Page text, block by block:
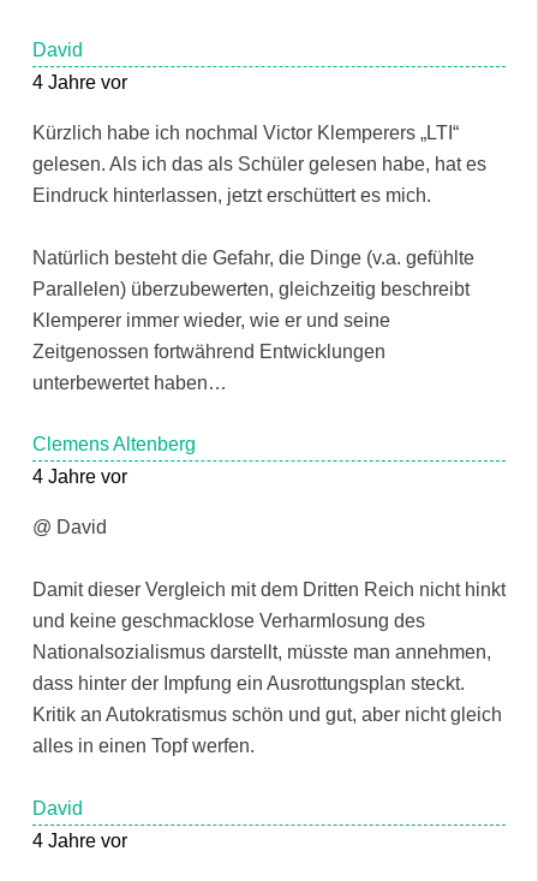
David
4 Jahre vor
Kürzlich habe ich nochmal Victor Klemperers „LTI“
gelesen. Als ich das als Schüler gelesen habe, hat es
Eindruck hinterlassen, jetzt erschüttert es mich.
Natürlich besteht die Gefahr, die Dinge (v.a. gefühlte
Parallelen) überzubewerten, gleichzeitig beschreibt
Klemperer immer wieder, wie er und seine
Zeitgenossen fortwährend Entwicklungen
unterbewertet haben…
Clemens Altenberg
4 Jahre vor
@ David
Damit dieser Vergleich mit dem Dritten Reich nicht hinkt
und keine geschmacklose Verharmlosung des
Nationalsozialismus darstellt, müsste man annehmen,
dass hinter der Impfung ein Ausrottungsplan steckt.
Kritik an Autokratismus schön und gut, aber nicht gleich
alles in einen Topf werfen.
David
4 Jahre vor